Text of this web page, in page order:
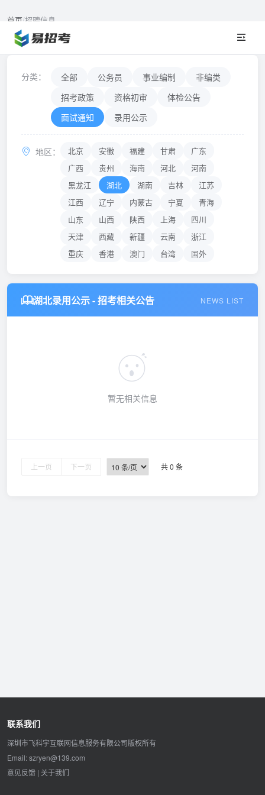
首页/招聘信息
招聘信息NEWS & ANNOUNCEMENTS
分类： 全部 公务员 事业编制
非编类
招考政策
资格初审
体检公告
面试通知
录用公示
地区： 北京 安徽 福建 甘肃
广东
广西
贵州 海南 河北
河南
黑龙江
湖北 湖南 吉林
江苏
江西
辽宁 内蒙古 宁夏
青海
山东
山西 陕西 上海
四川
天津
西藏 新疆 云南
浙江
重庆
香港 澳门 台湾 国外
湖北录用公示 - 招考相关公告 NEWS LIST
暂无相关信息
上一页 下一页 共 0 条
联系我们
深圳市飞科宇互联网信息服务有限公司版权所有
Email: szryen@139.com
意见反馈 | 关于我们